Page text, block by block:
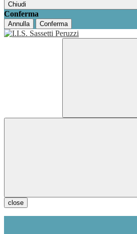
Chiudi
Conferma
Annulla Conferma
close